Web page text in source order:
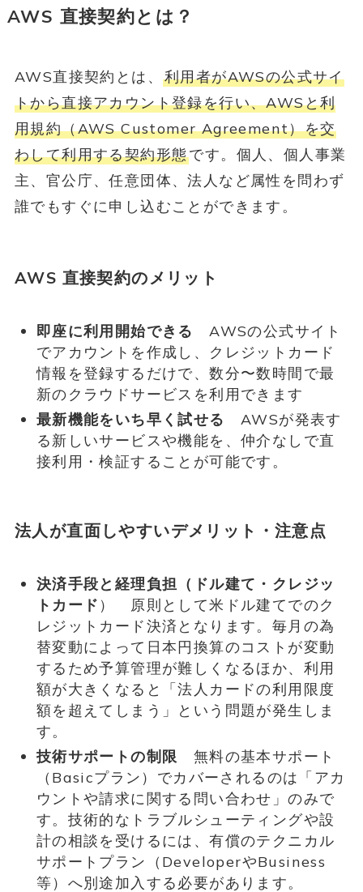
AWS 直接契約とは？
AWS直接契約とは、 利用者がAWSの公式サイ
トから直接アカウント登録を行い、AWSと利
用規約（AWS Customer Agreement）を交
わして利用する契約形態です。個人、個人事業
主、官公庁、任意団体、法人など属性を問わず
誰でもすぐに申し込むことができます。
AWS 直接契約のメリット
即座に利用開始できる
AWSの公式サイト
でアカウントを作成し、クレジットカード
情報を登録するだけで、数分〜数時間で最
新のクラウドサービスを利用できます
最新機能をいち早く試せる
AWSが発表す
る新しいサービスや機能を、仲介なしで直
接利用・検証することが可能です。
法人が直面しやすいデメリット・注意点
決済手段と経理負担（ドル建て・クレジッ
トカード ） 原則として米ドル建てでのク
レジットカード決済となります。毎月の為
替変動によって日本円換算のコストが変動
するため予算管理が難しくなるほか、利用
額が大きくなると「法人カードの利用限度
額を超えてしまう」という問題が発生しま
す。
技術サポートの制限
無料の基本サポート
（Basicプラン）でカバーされるのは「アカ
ウントや請求に関する問い合わせ」のみで
す。技術的なトラブルシューティングや設
計の相談を受けるには、有償のテクニカル
サポートプラン（DeveloperやBusiness
等）へ別途加入する必要があります。